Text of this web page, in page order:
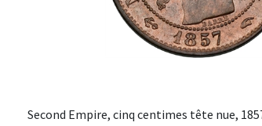
Second Empire, cinq centimes tête nue,